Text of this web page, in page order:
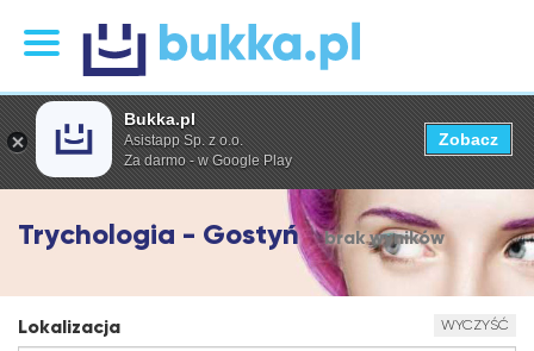
Trychologia - Gostyń brak wyników
Lokalizacja WYCZYŚĆ
Bukka.pl
Asistapp Sp. z o.o.
Za darmo - w Google Play
Zobacz